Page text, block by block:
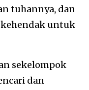
tuhannya, dan
untuk
sekelompok
dan